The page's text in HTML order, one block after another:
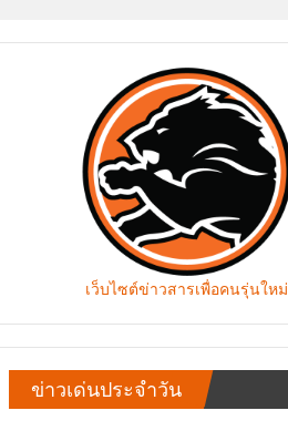
เว็บไซต์ข่าวสารเพื่อคนรุ่นใหม่
ข่าวเด่นประจำวัน